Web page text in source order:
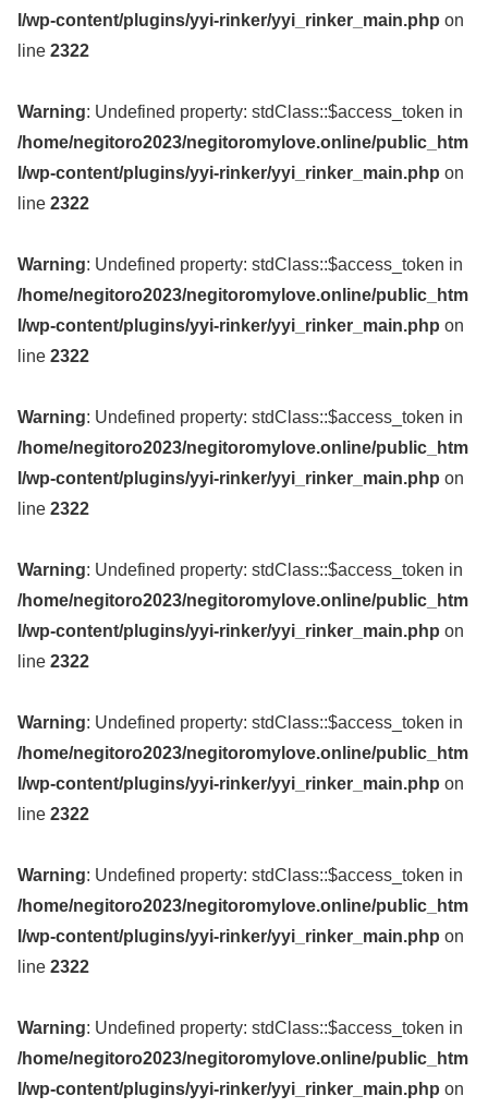
l/wp-content/plugins/yyi-rinker/yyi_rinker_main.php on
line 2322
Warning: Undefined property: stdClass::$access_token in
/home/negitoro2023/negitoromylove.online/public_htm
l/wp-content/plugins/yyi-rinker/yyi_rinker_main.php on
line 2322
Warning: Undefined property: stdClass::$access_token in
/home/negitoro2023/negitoromylove.online/public_htm
l/wp-content/plugins/yyi-rinker/yyi_rinker_main.php on
line 2322
Warning: Undefined property: stdClass::$access_token in
/home/negitoro2023/negitoromylove.online/public_htm
l/wp-content/plugins/yyi-rinker/yyi_rinker_main.php on
line 2322
Warning: Undefined property: stdClass::$access_token in
/home/negitoro2023/negitoromylove.online/public_htm
l/wp-content/plugins/yyi-rinker/yyi_rinker_main.php on
line 2322
Warning: Undefined property: stdClass::$access_token in
/home/negitoro2023/negitoromylove.online/public_htm
l/wp-content/plugins/yyi-rinker/yyi_rinker_main.php on
line 2322
Warning: Undefined property: stdClass::$access_token in
/home/negitoro2023/negitoromylove.online/public_htm
l/wp-content/plugins/yyi-rinker/yyi_rinker_main.php on
line 2322
Warning: Undefined property: stdClass::$access_token in
/home/negitoro2023/negitoromylove.online/public_htm
l/wp-content/plugins/yyi-rinker/yyi_rinker_main.php on